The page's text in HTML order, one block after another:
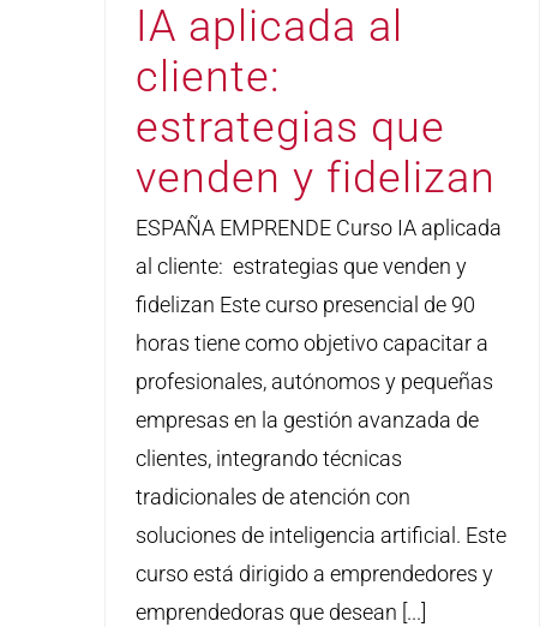
IA aplicada al
cliente:
estrategias que
venden y fidelizan
ESPAÑA EMPRENDE Curso IA aplicada
al cliente: estrategias que venden y
fidelizan Este curso presencial de 90
horas tiene como objetivo capacitar a
profesionales, autónomos y pequeñas
empresas en la gestión avanzada de
clientes, integrando técnicas
tradicionales de atención con
soluciones de inteligencia artificial. Este
curso está dirigido a emprendedores y
emprendedoras que desean [...]